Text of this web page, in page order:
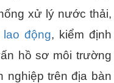
xử lý nước thải,
động, kiểm định
hồ sơ môi trường
nghiệp trên địa bàn